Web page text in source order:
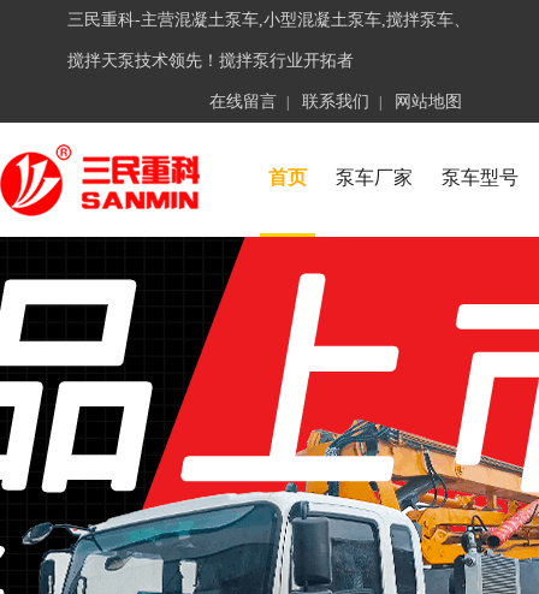
三民重科-主营混凝土泵车,小型混凝土泵车,搅拌泵车、
搅拌天泵技术领先！搅拌泵行业开拓者
在线留言 联系我们 网站地图
首页 泵车厂家 泵车型号